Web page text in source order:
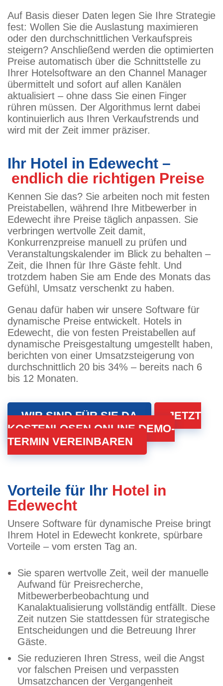
Auf Basis dieser Daten legen Sie Ihre Strategie
fest: Wollen Sie die Auslastung maximieren
oder den durchschnittlichen Verkaufspreis
steigern? Anschließend werden die optimierten
Preise automatisch über die Schnittstelle zu
Ihrer Hotelsoftware an den Channel Manager
übermittelt und sofort auf allen Kanälen
aktualisiert – ohne dass Sie einen Finger
rühren müssen. Der Algorithmus lernt dabei
kontinuierlich aus Ihren Verkaufstrends und
wird mit der Zeit immer präziser.
Ihr Hotel in Edewecht –
endlich die richtigen Preise
Kennen Sie das? Sie arbeiten noch mit festen
Preistabellen, während Ihre Mitbewerber in
Edewecht ihre Preise täglich anpassen. Sie
verbringen wertvolle Zeit damit,
Konkurrenzpreise manuell zu prüfen und
Veranstaltungskalender im Blick zu behalten –
Zeit, die Ihnen für Ihre Gäste fehlt. Und
trotzdem haben Sie am Ende des Monats das
Gefühl, Umsatz verschenkt zu haben.
Genau dafür haben wir unsere Software für
dynamische Preise entwickelt. Hotels in
Edewecht, die von festen Preistabellen auf
dynamische Preisgestaltung umgestellt haben,
berichten von einer Umsatzsteigerung von
durchschnittlich 20 bis 34% – bereits nach 6
bis 12 Monaten.
WIR SIND FÜR SIE DA
JETZT
KOSTENLOSEN ONLINE DEMO-
TERMIN VEREINBAREN
Vorteile für Ihr Hotel in
Edewecht
Unsere Software für dynamische Preise bringt
Ihrem Hotel in Edewecht konkrete, spürbare
Vorteile – vom ersten Tag an.
Sie sparen wertvolle Zeit, weil der manuelle
Aufwand für Preisrecherche,
Mitbewerberbeobachtung und
Kanalaktualisierung vollständig entfällt. Diese
Zeit nutzen Sie stattdessen für strategische
Entscheidungen und die Betreuung Ihrer
Gäste.
Sie reduzieren Ihren Stress, weil die Angst
vor falschen Preisen und verpassten
Umsatzchancen der Vergangenheit